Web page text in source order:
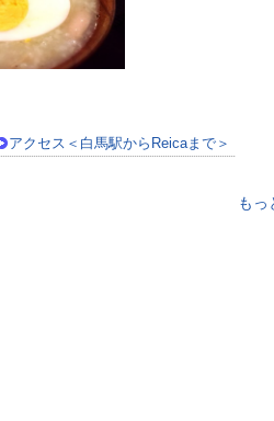
アクセス＜白馬駅からReicaまで＞
もっ